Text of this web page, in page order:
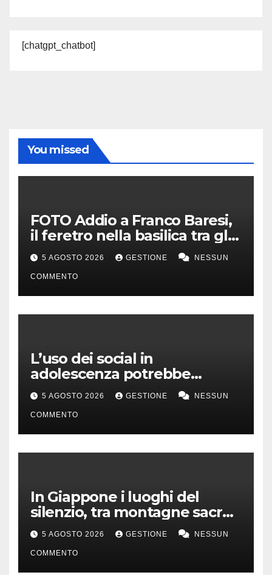
[chatgpt_chatbot]
You missed
FOTO Addio a Franco Baresi,
il feretro nella basilica tra gli
applausi e il coro “c’è solo un
capitano”
5 AGOSTO 2026 GESTIONE NESSUN
COMMENTO
L’uso dei social in
adolescenza potrebbe
incidere sui voti a scuola
5 AGOSTO 2026 GESTIONE NESSUN
COMMENTO
In Giappone i luoghi del
silenzio, tra montagne sacre
e isole incontaminate
5 AGOSTO 2026 GESTIONE NESSUN
COMMENTO